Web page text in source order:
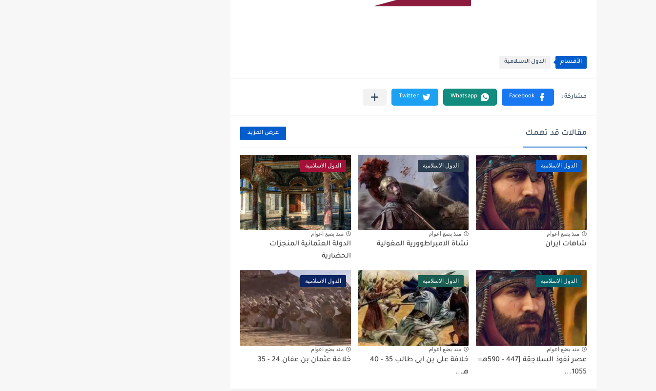
الأقسام الدول الاسلامية
مقالات قد تهمك عرض المزيد
الدول الاسلامية
منذ بضع اعوام
شاهات ايران
الدول الاسلامية
منذ بضع اعوام
نشاة الامبراطوورية المغولية
الدول الاسلامية
منذ بضع اعوام
الدولة العثمانية المنجزات
الحضارية
الدول الاسلامية
منذ بضع اعوام
عصر نفوذ السلاجقة [447 - 590هـ=
1055...
الدول الاسلامية
منذ بضع اعوام
خلافة على بن ابى طالب 35 - 40
هـ...
الدول الاسلامية
منذ بضع اعوام
خلافة عثمان بن عفان 24 - 35